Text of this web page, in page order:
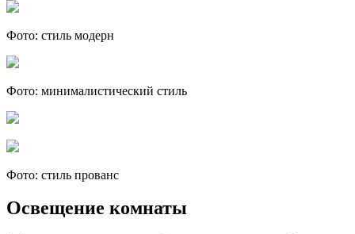
Фото: стиль модерн
Фото: минималистический стиль
Фото: стиль прованс
Освещение комнаты